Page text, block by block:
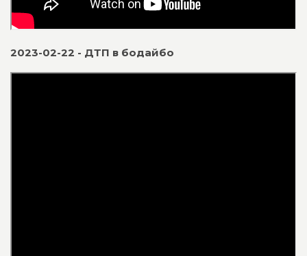
2023-02-22 - ДТП в бодайбо